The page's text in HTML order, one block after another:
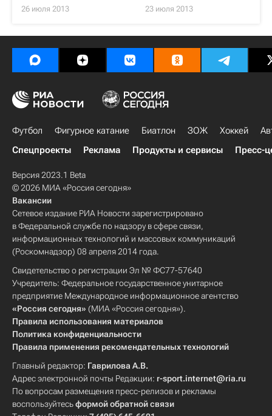
26 июля 2013 23 июля 2013
Футбол Фигурное катание Биатлон ЗОЖ Хоккей
Спецпроекты
Реклама Продукты и сервисы Пресс-
Версия 2023.1 Beta
© 2026 МИА «Россия сегодня»
Вакансии
Сетевое издание РИА Новости зарегистрировано
в Федеральной службе по надзору в сфере связи,
информационных технологий и массовых коммуникаций
(Роскомнадзор) 08 апреля 2014 года.
Свидетельство о регистрации Эл № ФС77-57640
Учредитель: Федеральное государственное унитарное
предприятие Международное информационное агентство
«Россия сегодня» (МИА «Россия сегодня»).
Правила использования материалов
Политика конфиденциальности
Правила применения рекомендательных технологий
Главный редактор: Гаврилова А.В.
Адрес электронной почты Редакции: r-sport.internet@ria.ru
По вопросам размещения пресс-релизов и рекламы
воспользуйтесьформой обратной связи